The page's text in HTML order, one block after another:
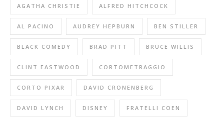
AGATHA CHRISTIE ALFRED HITCHCOCK
AL PACINO AUDREY HEPBURN BEN STILLER
BLACK COMEDY BRAD PITT BRUCE WILLIS
CLINT EASTWOOD CORTOMETRAGGIO
CORTO PIXAR DAVID CRONENBERG
DAVID LYNCH DISNEY FRATELLI COEN